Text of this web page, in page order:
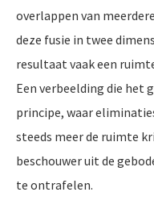
overlappen van
deze fusie in twee
resultaat vaak een
Een verbeelding die het
principe, waar
steeds meer de ruimte
beschouwer uit de
te ontrafelen.